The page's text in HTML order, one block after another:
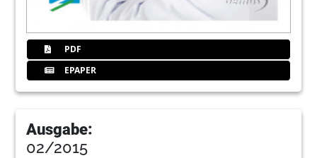
PDF
EPAPER
Ausgabe:
02/2015